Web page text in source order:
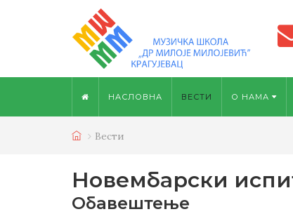
НАСЛОВНА ВЕСТИ О НАМА
Вести
Новембарски
Обавештење